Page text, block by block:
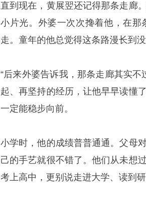
直到现在，黄展翌还记得那条走廊
小片光。外婆一次次搀着他，在
走。童年的他总觉得这条路漫长到没
“后来外婆告诉我，那条走廊其实
起、再坚持的经历，让他早早读懂
一定能稳步向前。
小学时，他的成绩普普通通。父母
己的手艺就很不错了。他们从未想
考上高中，更别说走进大学、读到研